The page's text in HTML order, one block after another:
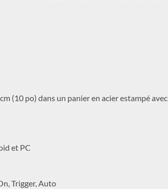
(10 po) dans un panier en acier estampé avec
et PC
Trigger, Auto